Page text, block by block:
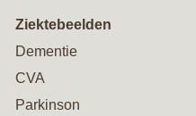
Ziektebeelden
Dementie
CVA
Parkinson